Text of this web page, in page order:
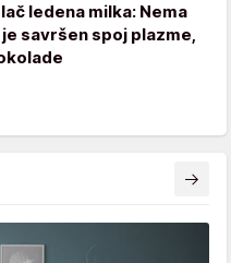
ledena milka: Nema
savršen spoj plazme,